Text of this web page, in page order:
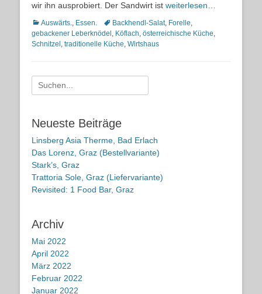
wir ihn ausprobiert. Der Sandwirt ist weiterlesen…
Kategorien
Auswärts., Essen. Schlagworte
Backhendl-Salat, Forelle,
gebackener Leberknödel , Köflach, österreichische Küche,
Schnitzel , traditionelle Küche, Wirtshaus
Suche
nach:
Neueste Beiträge
Linsberg Asia Therme, Bad Erlach
Das Lorenz, Graz (Bestellvariante)
Stark’s, Graz
Trattoria Sole, Graz (Liefervariante)
Revisited: 1 Food Bar, Graz
Archiv
Mai 2022
April 2022
März 2022
Februar 2022
Januar 2022